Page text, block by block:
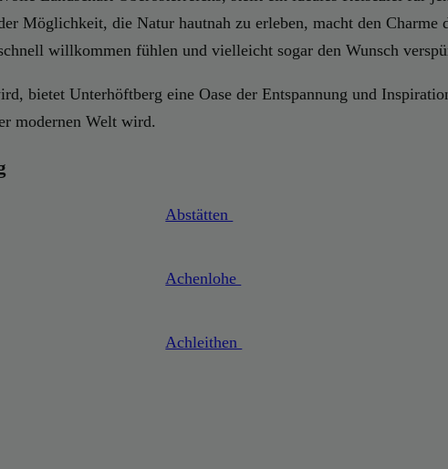
Möglichkeit, die Natur hautnah zu erleben, macht den Charme
willkommen fühlen und vielleicht sogar den Wunsch
bietet Unterhöftberg eine Oase der Entspannung und
modernen Welt wird.
Abstätten
Achenlohe
Achleithen